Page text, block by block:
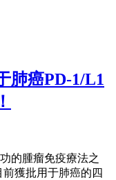
肺癌PD-1/L1
的腫瘤免疫療法之
獲批用于肺癌的四